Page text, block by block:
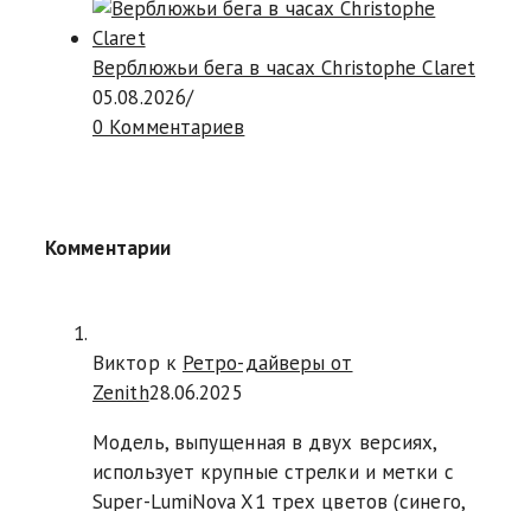
Верблюжьи бега в часах Christophe Claret
05.08.2026/
0 Комментариев
Комментарии
Виктор к Ретро-дайверы от
Zenith28.06.2025
Модель, выпущенная в двух версиях,
использует крупные стрелки и метки с
Super-LumiNova X1 трех цветов (синего,